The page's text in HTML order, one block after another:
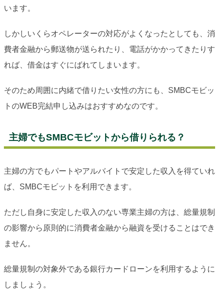
います。
しかしいくらオペレーターの対応がよくなったとしても、消
費者金融から郵送物が送られたり、電話がかかってきたりす
れば、借金はすぐにばれてしまいます。
そのため周囲に内緒で借りたい女性の方にも、SMBCモビッ
トのWEB完結申し込みはおすすめなのです。
主婦でもSMBCモビットから借りられる？
主婦の方でもパートやアルバイトで安定した収入を得ていれ
ば、SMBCモビットを利用できます。
ただし自身に安定した収入のない専業主婦の方は、総量規制
の影響から原則的に消費者金融から融資を受けることはでき
ません。
総量規制の対象外である銀行カードローンを利用するように
しましょう。